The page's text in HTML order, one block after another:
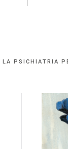
LA PSICHIATRIA